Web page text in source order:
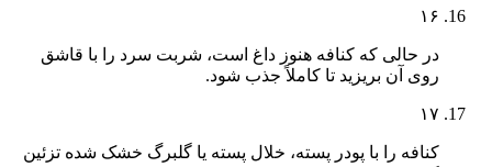
در حالی که کنافه هنوز داغ است، شربت سرد را با قاشق
روی آن بریزید تا کاملاً جذب شود.
کنافه را با پودر پسته، خلال پسته یا گلبرگ خشک شده تزئین